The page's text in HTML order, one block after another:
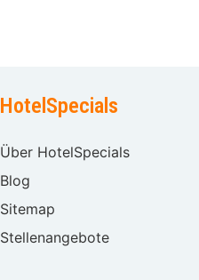
HotelSpecials
Über HotelSpecials
Blog
Sitemap
Stellenangebote